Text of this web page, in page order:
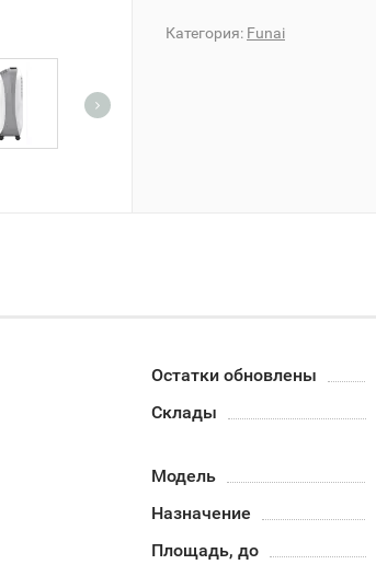
Категория: Funai
Остатки обновлены
Склады
Модель
Назначение
Площадь, до